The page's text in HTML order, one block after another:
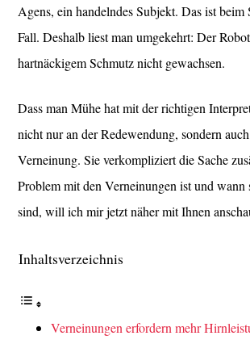
Agens, ein handelndes Subjekt. Das ist
Fall. Deshalb liest man umgekehrt: Der
hartnäckigem Schmutz nicht gewachsen.
Dass man Mühe hat mit der richtigen
nicht nur an der Redewendung, sondern
Verneinung. Sie verkompliziert die Sache
Problem mit den Verneinungen ist und wann
sind, will ich mir jetzt näher mit Ihnen
Inhaltsverzeichnis
Verneinungen erfordern mehr